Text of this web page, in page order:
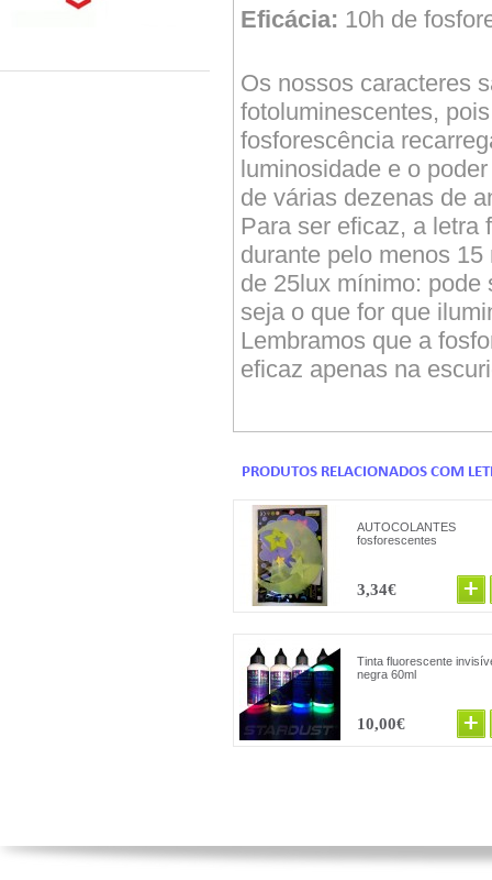
Eficácia: 10h de
Os nossos caracteres
fotoluminescentes,
fosforescência
luminosidade e o
de várias dezenas de
Para ser eficaz, a letra
durante pelo menos
de 25lux mínimo: pode
seja o que for que
Lembramos que a
eficaz apenas na
PRODUTOS RELACIONADOS COM
AUTOCOLANTES
fosforescentes
3,34€
Tinta fluorescente
negra 60ml
10,00€